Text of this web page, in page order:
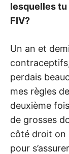
lesquelles tu
FIV?
Un an et
perdais
mes règles
deuxième
de grosses
côté droit on
pour